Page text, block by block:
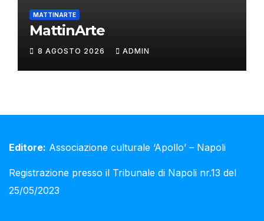
MATTINARTE
MattinArte
8 AGOSTO 2026 ADMIN
Editore: Associazione culturale ‘Apollo’ – Napoli
Registrazione presso il Tribunale di Napoli nr.13 del
25/05/2023